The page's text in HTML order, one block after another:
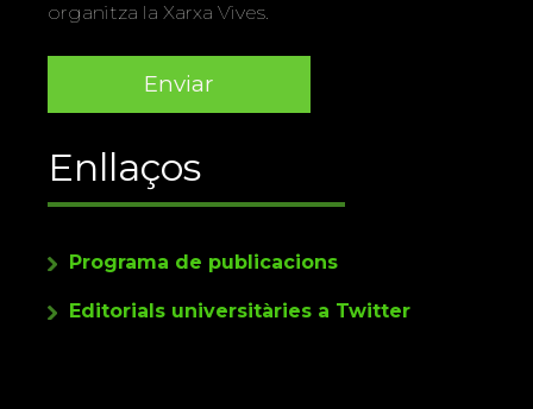
organitza la Xarxa Vives.
Enllaços
Programa de publicacions
Editorials universitàries a Twitter